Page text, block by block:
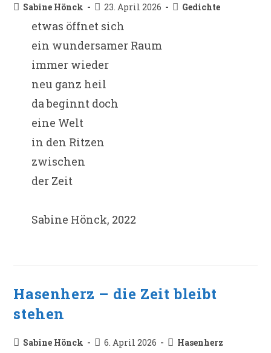
Beitrags-
Sabine Hönck
Beitrag
veröffentlicht:
23. April 2026
Beitrags-
Gedichte
etwas öffnet sich
ein wundersamer Raum
immer wieder
neu ganz heil
da beginnt doch
eine Welt
in den Ritzen
zwischen
der Zeit
Sabine Hönck, 2022
Hasenherz – die Zeit bleibt
stehen
Beitrags-
Sabine Hönck
Beitrag
6. April 2026
Beitrags-
Hasenherz